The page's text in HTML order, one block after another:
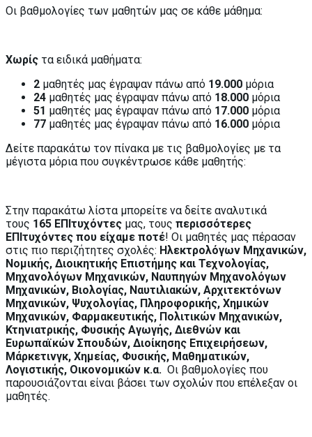
Οι βαθμολογίες των μαθητών μας σε κάθε μάθημα:
Χωρίς τα ειδικά μαθήματα:
2 μαθητές μας έγραψαν πάνω από 19.000 μόρια
24 μαθητές μας έγραψαν πάνω από 18.000 μόρια
51 μαθητές μας έγραψαν πάνω από 17.000 μόρια
77 μαθητές μας έγραψαν πάνω από 16.000 μόρια
Δείτε παρακάτω τον πίνακα με τις βαθμολογίες με τα
μέγιστα μόρια που συγκέντρωσε κάθε μαθητής:
Στην παρακάτω λίστα μπορείτε να δείτε αναλυτικά
τους 165 ΕΠΙτυχόντες μας, τους περισσότερες
ΕΠΙτυχόντες που είχαμε ποτέ! Οι μαθητές μας πέρασαν
στις πιο περιζήτητες σχολές: Ηλεκτρολόγων Μηχανικών,
Νομικής, Διοικητικής Επιστήμης και Τεχνολογίας,
Μηχανολόγων Μηχανικών, Ναυπηγών Μηχανολόγων
Μηχανικών, Βιολογίας, Ναυτιλιακών, Αρχιτεκτόνων
Μηχανικών, Ψυχολογίας, Πληροφορικής, Χημικών
Μηχανικών, Φαρμακευτικής, Πολιτικών Μηχανικών,
Κτηνιατρικής, Φυσικής Αγωγής, Διεθνών και
Ευρωπαϊκών Σπουδών, Διοίκησης Επιχειρήσεων,
Μάρκετινγκ, Χημείας, Φυσικής, Μαθηματικών,
Λογιστικής, Οικονομικών κ.α. Οι βαθμολογίες που
παρουσιάζονται είναι βάσει των σχολών που επέλεξαν οι
μαθητές.